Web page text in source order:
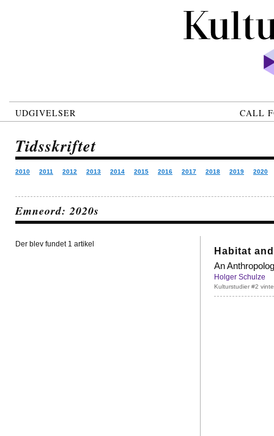
UDGIVELSER CALL
Tidsskriftet
2010 2011 2012 2013 2014 2015 2016 2017 2018 2019 2020
Emneord: 2020s
Der blev fundet 1 artikel
Habitat
An
Holger Schulze
Kulturstudier #2